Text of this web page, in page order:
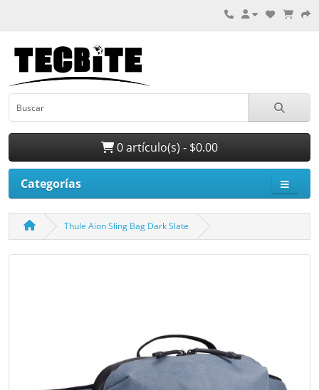
0 artículo(s) - $0.00
Categorías
Thule Aion Sling Bag Dark Slate